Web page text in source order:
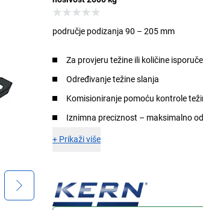
područje podizanja 90 – 205 mm
Za provjeru težine ili količine
Određivanje težine slanja
Komisioniranje pomoću kontrole
Iznimna preciznost – maksimalno
+ Prikaži više